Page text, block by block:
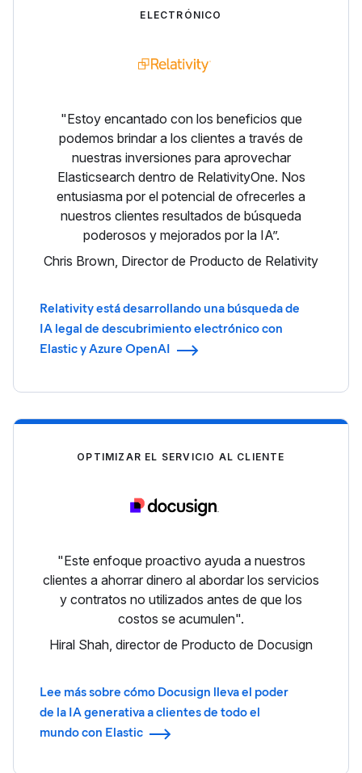
ELECTRÓNICO
"Estoy encantado con los beneficios que
podemos brindar a los clientes a través de
nuestras inversiones para aprovechar
Elasticsearch dentro de RelativityOne. Nos
entusiasma por el potencial de ofrecerles a
nuestros clientes resultados de búsqueda
poderosos y mejorados por la IA”.
Chris Brown, Director de Producto de Relativity
Relativity está desarrollando una búsqueda de
IA legal de descubrimiento electrónico con
Elastic y Azure OpenAI
OPTIMIZAR EL SERVICIO AL CLIENTE
"Este enfoque proactivo ayuda a nuestros
clientes a ahorrar dinero al abordar los servicios
y contratos no utilizados antes de que los
costos se acumulen".
Hiral Shah, director de Producto de Docusign
Lee más sobre cómo Docusign lleva el poder
de la IA generativa a clientes de todo el
mundo con Elastic